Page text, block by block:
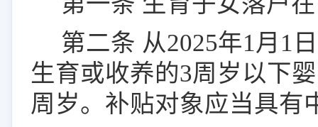
第二条 从2025年1 月 1
生育或收养的3周岁以下
周岁。 补贴对象应当具有